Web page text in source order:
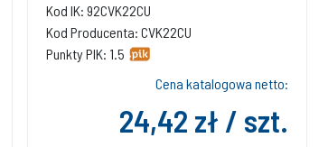
Kod IK: 92CVK22CU
Kod Producenta: CVK22CU
Punkty PIK: 1.5
Cena katalogowa netto:
24,42 zł / szt.